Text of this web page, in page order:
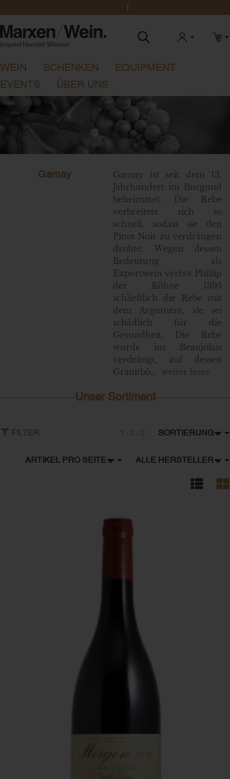
ANMELDEN
WEIN SCHENKEN
EQUIPMENT
EVENTS
ÜBER UNS
Gamay
Gamay ist seit dem 13.
Jahrhundert im Burgund
beheimatet. Die Rebe
verbreitete sich so
schnell, sodass sie den
Pinot Noir zu verdrängen
drohte. Wegen dessen
Bedeutung als
Exportwein verbot Phillip
der Kühne 1395
schließlich die Rebe mit
dem Argument, sie sei
schädlich für die
Gesundheit. Die Rebe
wurde ins Beaujolais
verdrängt, auf dessen
Granitbö… weiter lesen
Unser Sortiment
FILTER 1 - 2 / 2 SORTIERUNG
ARTIKEL PRO SEITE ALLE HERSTELLER